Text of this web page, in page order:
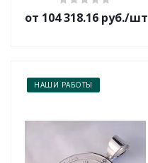
от 104 318.16 руб./шт
НАШИ РАБОТЫ